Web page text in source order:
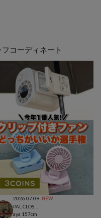
コーディネート
2026.07.09 NEW
PAL CLOSET店
aya 157cm